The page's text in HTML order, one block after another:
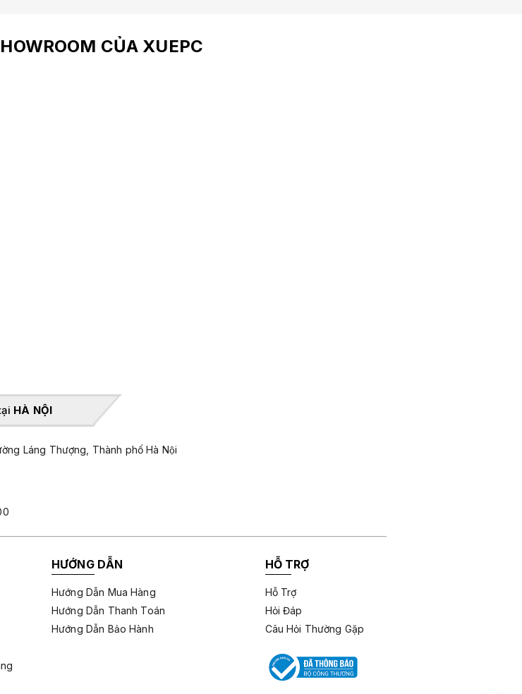
CỦA XUEPC
HÀ NỘI
Láng Thượng, Thành phố Hà Nội
HƯỚNG DẪN
Hướng Dẫn Mua Hàng
Hướng Dẫn Thanh Toán
Hướng Dẫn Bảo Hành
HỖ TRỢ
Hỗ Trợ
Hỏi Đáp
Câu Hỏi Thường Gặp